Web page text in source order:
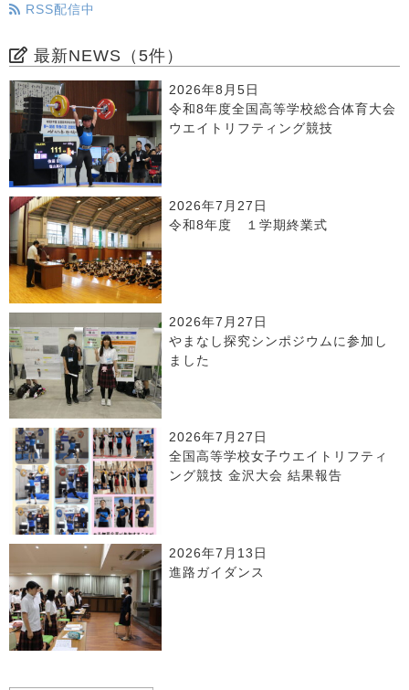
RSS配信中
最新NEWS（5件）
2026年8月5日
令和8年度全国高等学校総合体育大会
ウエイトリフティング競技
2026年7月27日
令和8年度 １学期終業式
2026年7月27日
やまなし探究シンポジウムに参加し
ました
2026年7月27日
全国高等学校女子ウエイトリフティ
ング競技 金沢大会 結果報告
2026年7月13日
進路ガイダンス